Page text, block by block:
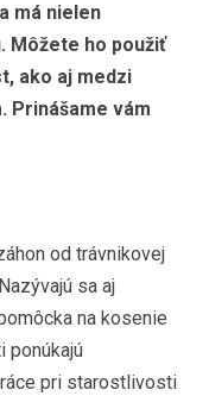
má nielen
Môžete ho použiť
ako aj medzi
Prinášame vám
od trávnikovej
sa aj
na kosenie
ponúkajú
pri starostlivosti